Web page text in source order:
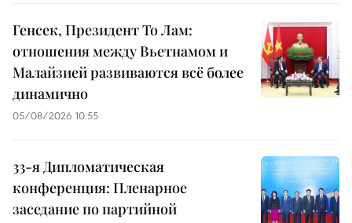
Генсек, Президент То Лам:
отношения между Вьетнамом и
Малайзией развиваются всё более
динамично
05/08/2026 10:55
33-я Дипломатическая
конференция: Пленарное
заседание по партийной